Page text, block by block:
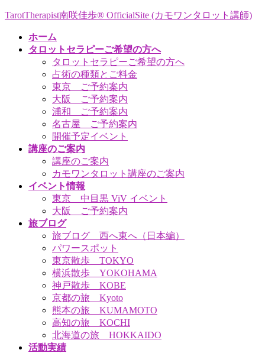
コ
ナ
TarotTherapist南咲佳歩® OfficialSite (カモワンタロット講師)
ホーム
タロットセラピーご希望の方へ
タロットセラピーご希望の方へ
占術の種類とご料金
東京 ご予約案内
大阪 ご予約案内
浦和 ご予約案内
名古屋 ご予約案内
開催予定イベント
講座のご案内
講座のご案内
カモワンタロット講座のご案内
イベント情報
東京 中目黒 ViV イベント
大阪 ご予約案内
旅ブログ
旅ブログ 西へ東へ（日本編）
パワースポット
東京散歩 TOKYO
横浜散歩 YOKOHAMA
神戸散歩 KOBE
京都の旅 Kyoto
熊本の旅 KUMAMOTO
高知の旅 KOCHI
北海道の旅 HOKKAIDO
活動実績